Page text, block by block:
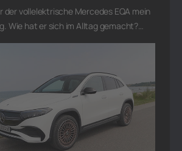
der vollelektrische Mercedes EQA mein
Wie hat er sich im Alltag gemacht?…